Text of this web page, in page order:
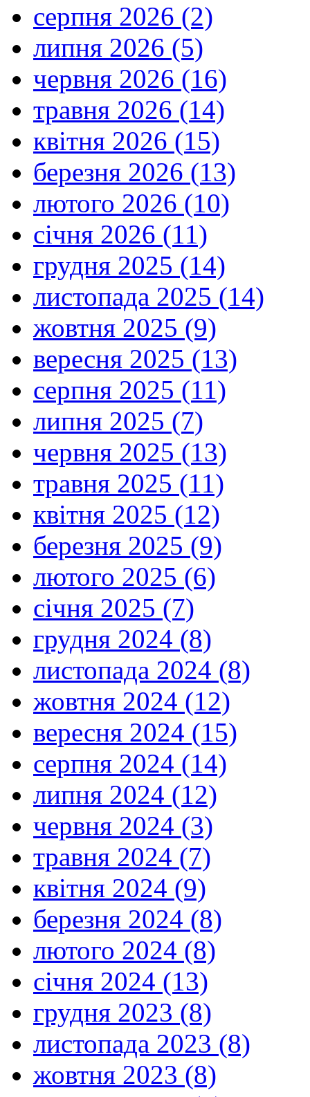
серпня 2026 (2)
липня 2026 (5)
червня 2026 (16)
травня 2026 (14)
квітня 2026 (15)
березня 2026 (13)
лютого 2026 (10)
січня 2026 (11)
грудня 2025 (14)
листопада 2025 (14)
жовтня 2025 (9)
вересня 2025 (13)
серпня 2025 (11)
липня 2025 (7)
червня 2025 (13)
травня 2025 (11)
квітня 2025 (12)
березня 2025 (9)
лютого 2025 (6)
січня 2025 (7)
грудня 2024 (8)
листопада 2024 (8)
жовтня 2024 (12)
вересня 2024 (15)
серпня 2024 (14)
липня 2024 (12)
червня 2024 (3)
травня 2024 (7)
квітня 2024 (9)
березня 2024 (8)
лютого 2024 (8)
січня 2024 (13)
грудня 2023 (8)
листопада 2023 (8)
жовтня 2023 (8)